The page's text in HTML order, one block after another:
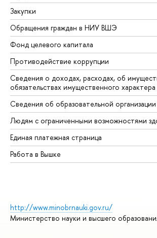
Закупки
Обращения граждан в НИУ ВШЭ
Фонд целевого капитала
Противодействие коррупции
Сведения о доходах, расходах, об
обязательствах имущественного характера
Сведения об образовательной организации
Людям с ограниченными возможностями
Единая платежная страница
Работа в Вышке
http://www.minobrnauki.gov.ru/
Министерство науки и высшего